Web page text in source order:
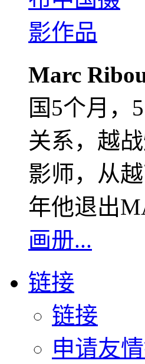
Marc
国5个月，
关系，越
影师，从
年他退出
画册...
链接
链接
申请友